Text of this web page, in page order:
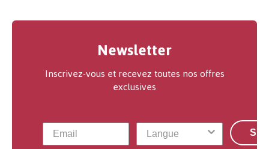
Newsletter
Inscrivez-vous et recevez toutes nos offres
exclusives